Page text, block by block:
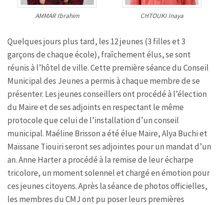
AMMAR Ibrahim CHTOUKI Inaya
Quelques jours plus tard, les 12 jeunes (3 filles et 3
garçons de chaque école), fraîchement élus, se sont
réunis à l’hôtel de ville. Cette première séance du Conseil
Municipal des Jeunes a permis à chaque membre de se
présenter. Les jeunes conseillers ont procédé à l’élection
du Maire et de ses adjoints en respectant le même
protocole que celui de l’installation d’un conseil
municipal. Maéline Brisson a été élue Maire, Alya Buchi et
Maïssane Tiouiri seront ses adjointes pour un mandat d’un
an. Anne Harter a procédé à la remise de leur écharpe
tricolore, un moment solennel et chargé en émotion pour
ces jeunes citoyens. Après la séance de photos officielles,
les membres du CMJ ont pu poser leurs premières